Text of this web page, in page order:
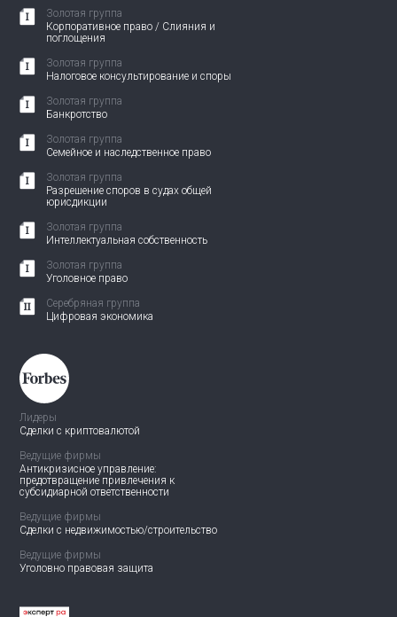
Золотая группа
Корпоративное право / Слияния и
поглощения
Золотая группа
Налоговое консультирование и споры
Золотая группа
Банкротство
Золотая группа
Семейное и наследственное право
Золотая группа
Разрешение споров в судах общей
юрисдикции
Золотая группа
Интеллектуальная собственность
Золотая группа
Уголовное право
Серебряная группа
Цифровая экономика
Лидеры
Сделки с криптовалютой
Ведущие фирмы
Антикризисное управление:
предотвращение привлечения к
субсидиарной ответственности
Ведущие фирмы
Сделки с недвижимостью/строительство
Ведущие фирмы
Уголовно правовая защита